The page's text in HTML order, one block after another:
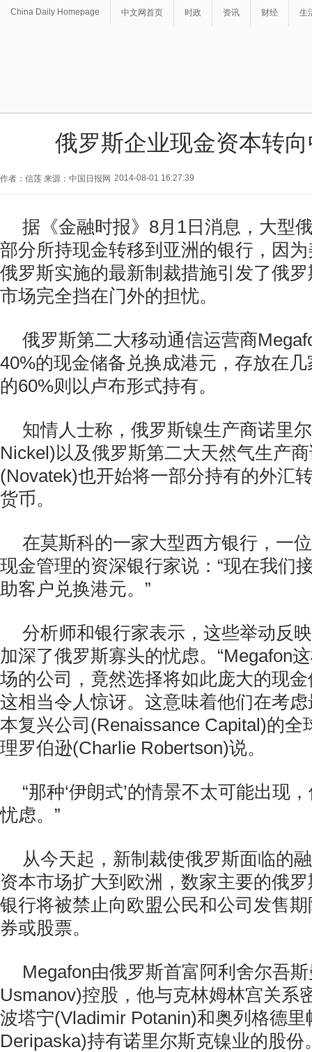
China Daily Homepage 中文网首页 时政 资讯 财经 生
俄罗斯企业现金资本转
作者：信莲 来源：中国日报网 2014-08-01 16:27:39
据《金融时报》8月1日消息，大型
部分所持现金转移到亚洲的银行，因
俄罗斯实施的最新制裁措施引发了俄
市场完全挡在门外的担忧。
俄罗斯第二大移动通信运营商
40%的现金储备兑换成港元，存放在
的60%则以卢布形式持有。
知情人士称，俄罗斯镍生产商诺里
Nickel)以及俄罗斯第二大天然气生产
(Novatek)也开始将一部分持有的外汇
货币。
在莫斯科的一家大型西方银行，一
现金管理的资深银行家说：“现在我们
助客户兑换港元。”
分析师和银行家表示，这些举动反
加深了俄罗斯寡头的忧虑。“Megafon
场的公司，竟然选择将如此庞大的现
这相当令人惊讶。这意味着他们在考
本复兴公司(Renaissance Capital)的全
理罗伯逊(Charlie Robertson)说。
“那种‘伊朗式’的情景不太可能出现
忧虑。”
从今天起，新制裁使俄罗斯面临的
资本市场扩大到欧洲，数家主要的俄
银行将被禁止向欧盟公民和公司发售
券或股票。
Megafon由俄罗斯首富阿利舍尔吾
Usmanov)控股，他与克林姆林宫关系
波塔宁(Vladimir Potanin)和奥列格德里
Deripaska)持有诺里尔斯克镍业的股